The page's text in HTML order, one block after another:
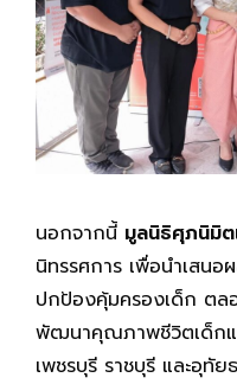
นอกจากนี้ มูลนิธิศุภนิมิต
นิทรรศการ เพื่อนำเสน
ปกป้องคุ้มครองเด็ก ตล
พัฒนาคุณภาพชีวิตเด็กแ
เพชรบุรี ราชบุรี และอุทั